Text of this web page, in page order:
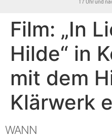
17 Uhr und
Film: „In
Hilde“ in
mit dem
Klärwerk
WANN